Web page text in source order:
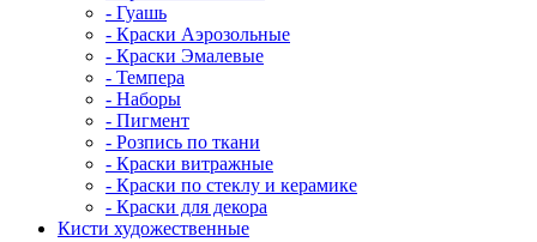
- Гуашь
- Краски Аэрозольные
- Краски Эмалевые
- Темпера
- Наборы
- Пигмент
- Розпись по ткани
- Краски витражные
- Краски по стеклу и керамике
- Краски для декора
Кисти художественные